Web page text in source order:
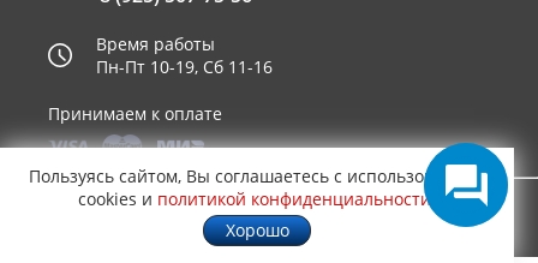
Время работы
Пн-Пт 10-19, Сб 11-16
Принимаем к оплате
© 2003—2026AUTO2.RU™ интернет магазин
запчастей для иномарок в Москве
0,6118
Пользуясь сайтом, Вы соглашаетесь с использованием
cookies и политикой конфиденциальности
Хорошо